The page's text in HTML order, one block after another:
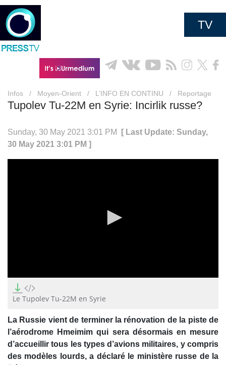
TV
Infos / Moyen-Orient / L’INFO EN CONTINU / Reportage
Tupolev Tu-22M en Syrie: Incirlik russe?
Sunday, 30 May 2021 3:01 PM
[ Last Update: Sunday,
30 May 2021 3:01 PM ]
seconds
ofLe Tupolev Tu-22M en Syrie
La Russie vient de terminer la rénovation de la piste de
l’aérodrome Hmeimim qui sera désormais en mesure
d’accueillir tous les types d’avions militaires, y compris
des modèles lourds, a déclaré le ministère russe de la